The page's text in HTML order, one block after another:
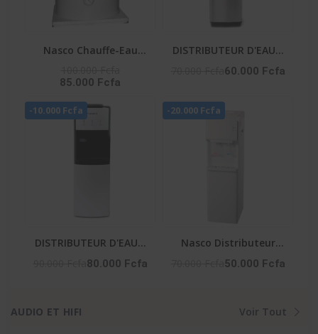
Nasco Chauffe-Eau
100 Litres - Blanc
85.000 Fcfa
DISTRIBUTEUR D'EAU 2
ROBINETS NOIR-
1115-B2
60.000 Fcfa
-10.000 Fcfa
DISTRIBUTEUR D'EAU 3
ROBINETS AVEC
80.000 Fcfa
-20.000 Fcfa
Nasco Distributeur
D'Eau -NAS-YD200-W /
50.000 Fcfa
AUDIO ET HIFI Voir Tout